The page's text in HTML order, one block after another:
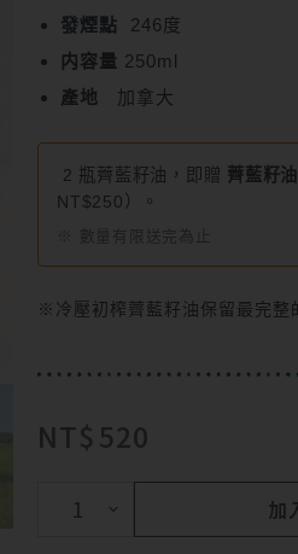
發煙點 246度
内容量 250ml
產地 加拿大
2 瓶薺藍籽油，即贈 薺藍籽
NT$250）。
※冷壓初榨薺藍籽油保留最完整
NT$ 520
加